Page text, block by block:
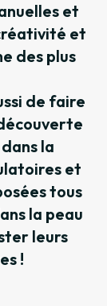
et
et
des plus
de faire
la
et
tous
la peau
leurs
!